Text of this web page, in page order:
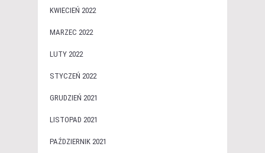
KWIECIEŃ 2022
MARZEC 2022
LUTY 2022
STYCZEŃ 2022
GRUDZIEŃ 2021
LISTOPAD 2021
PAŹDZIERNIK 2021